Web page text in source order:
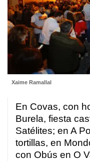
Xaime Ramallal
En Covas, con
Burela, fiesta
Satélites; en A
tortillas, en
con Obús en O